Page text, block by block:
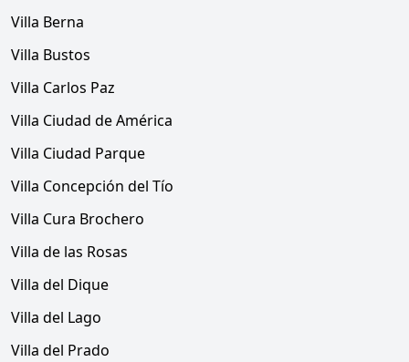
Villa Berna
Villa Bustos
Villa Carlos Paz
Villa Ciudad de América
Villa Ciudad Parque
Villa Concepción del Tío
Villa Cura Brochero
Villa de las Rosas
Villa del Dique
Villa del Lago
Villa del Prado